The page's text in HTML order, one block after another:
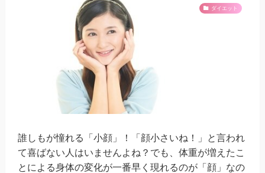
ダイエット
誰しもが憧れる「小顔」！「顔小さいね！」と言われ
て喜ばない人はいませんよね？でも、体重が増えたこ
とによる身体の変化が一番早く現れるのが「顔」なの